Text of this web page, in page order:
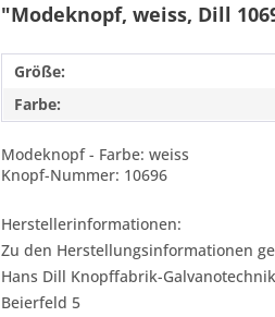
"Modeknopf, weiss, Dill
Größe:
Farbe:
Modeknopf - Farbe: weiss
Knopf-Nummer: 10696
Herstellerinformationen:
Zu den Herstellungsinformationen
Hans Dill Knopffabrik-Galvanotechnik
Beierfeld 5